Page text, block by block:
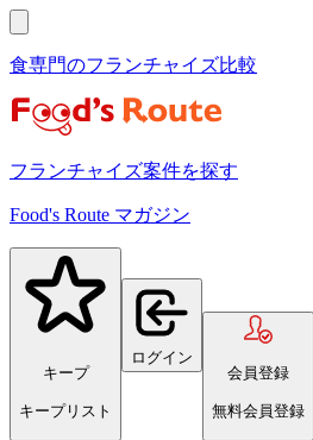
食専門のフランチャイズ比較
フランチャイズ案件を探す
Food's Route マガジン
キープ
キープリスト
ログイン
会員登録
無料会員登録